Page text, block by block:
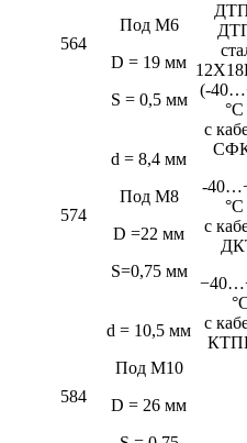
(-
°C
c
-
°C
c
c
564
Под М6
D = 19 мм
S = 0,5 мм
574
d = 8,4 мм
Под М8
D =22 мм
S=0,75 мм
584
d = 10,5 мм
Под М10
D = 26 мм